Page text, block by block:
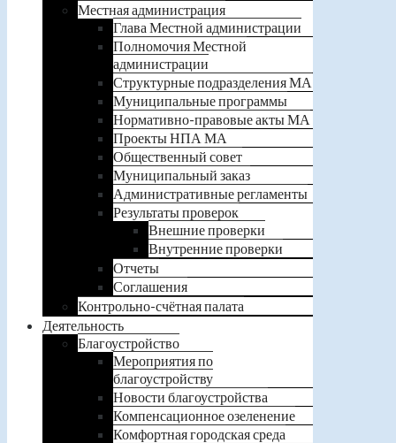
Местная администрация
Глава Местной администрации
Полномочия Местной
администрации
Структурные подразделения МА
Муниципальные программы
Нормативно-правовые акты МА
Проекты НПА МА
Общественный совет
Муниципальный заказ
Административные регламенты
Результаты проверок
Внешние проверки
Внутренние проверки
Отчеты
Соглашения
Контрольно-счётная палата
Деятельность
Благоустройство
Мероприятия по
благоустройству
Новости благоустройства
Компенсационное озеленение
Комфортная городская среда